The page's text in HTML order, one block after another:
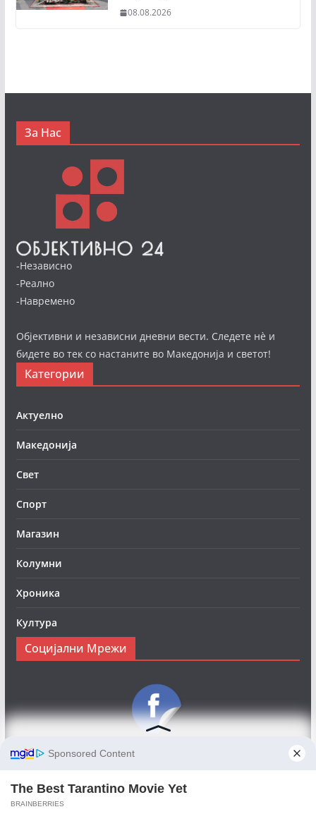
08.08.2026
За Нас
-Независно
-Реално
-Навремено
Објективни и независни дневни вести. Следете нè и
бидете во тек со настаните во Македонија и светот!
Категории
Актуелно
Македонија
Свет
Спорт
Магазин
Колумни
Хроника
Култура
Социјални Мрежи
Следете нè на Фејсбук за да сте во тек со најновите